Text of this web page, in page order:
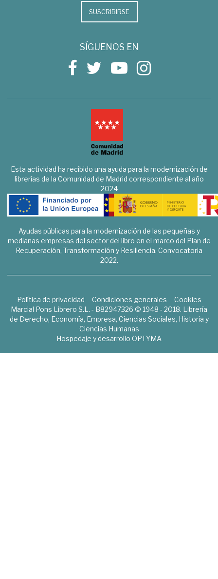
SUSCRIBIRSE
SÍGUENOS EN
Esta actividad ha recibido una ayuda para la modernización de
librerías de la Comunidad de Madrid correspondiente al año
2024
Ayudas públicas para la modernización de las pequeñas y
medianas empresas del sector del libro en el marco del Plan de
Recuperación, Transformación y Resiliencia. Convocatoria
2022.
Política de privacidad Condiciones generales
Cookies
Marcial Pons Librero S.L. - B82947326 © 1948 - 2018. Librería
de Derecho, Economía, Empresa, Ciencias Sociales, Historia y
Ciencias Humanas
Hospedaje y desarrollo OPTYMA